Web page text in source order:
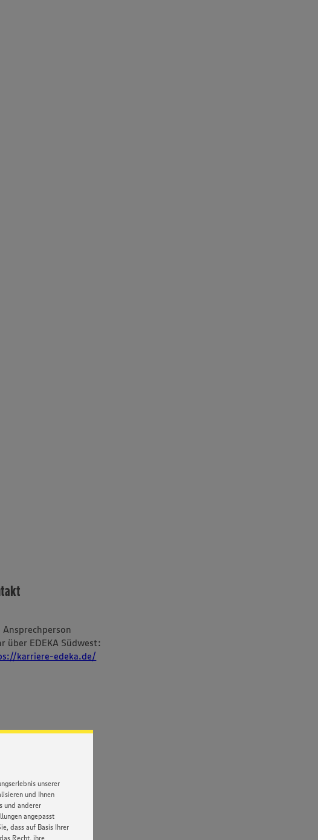
unserer
und Ihnen
und anderer
angepasst
dass auf Basis Ihrer
Recht, ihre
Ansprechperson
über EDEKA Südwest:
karriere-edeka.de/